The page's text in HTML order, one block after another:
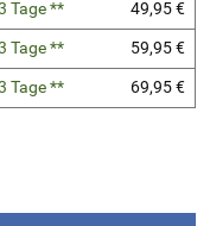
Tage **
49,95 €
Tage **
59,95 €
Tage ** 69,95 €